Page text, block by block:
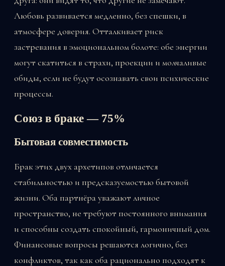
Любовь развивается медленно, без спешки, в
атмосфере доверия. Отталкивает риск
застревания в эмоциональном болоте: обе энергии
могут скатиться в страхи, проекции и молчаливые
обиды, если не будут осознавать свои психические
процессы.
Союз в браке — 75%
Бытовая совместимость
Брак этих двух архетипов отличается
стабильностью и предсказуемостью бытовой
жизни. Оба партнёра уважают личное
пространство, не требуют постоянного внимания
и способны создать спокойный, гармоничный дом.
Финансовые вопросы решаются логично, без
конфликтов, так как оба рационально подходят к